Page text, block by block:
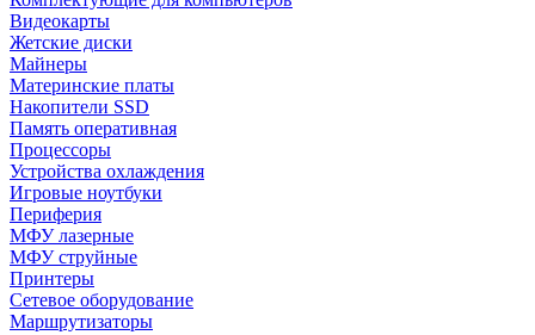
Видеокарты
Жетские диски
Майнеры
Материнские платы
Накопители SSD
Память оперативная
Процессоры
Устройства охлаждения
Игровые ноутбуки
Периферия
МФУ лазерные
МФУ струйные
Принтеры
Сетевое оборудование
Маршрутизаторы